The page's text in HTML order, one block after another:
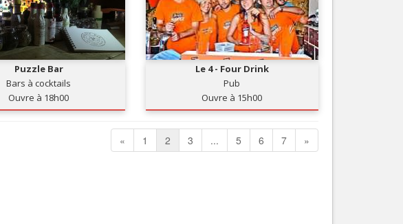
Puzzle Bar
Bars à cocktails
Ouvre à 18h00
Le 4 - Four Drink
Pub
Ouvre à 15h00
« 1 2 3 ... 5 6 7 »